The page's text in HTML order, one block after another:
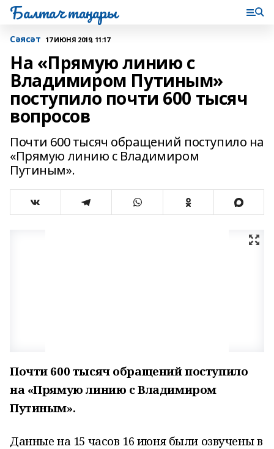
Балтач таңнары
Сәясәт 17 ИЮНЯ 2019, 11:17
На «Прямую линию с
Владимиром Путиным»
поступило почти 600 тысяч
вопросов
Почти 600 тысяч обращений поступило на
«Прямую линию с Владимиром
Путиным».
Почти 600 тысяч обращений поступило
на «Прямую линию с Владимиром
Путиным».
Данные на 15 часов 16 июня были озвучены в